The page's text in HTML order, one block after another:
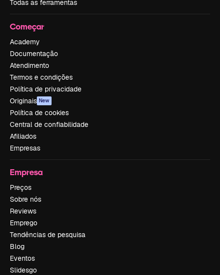
Todas as ferramentas
Começar
Academy
Documentação
Atendimento
Termos e condições
Política de privacidade
Originais New
Política de cookies
Central de confiabilidade
Afiliados
Empresas
Empresa
Preços
Sobre nós
Reviews
Emprego
Tendências de pesquisa
Blog
Eventos
Slidesgo